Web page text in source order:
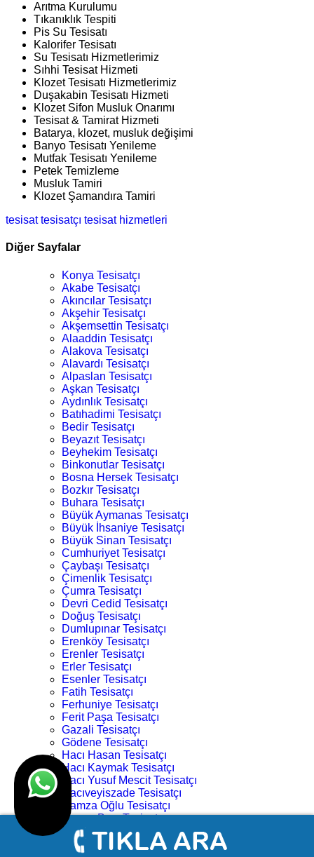
Arıtma Kurulumu
Tıkanıklık Tespiti
Pis Su Tesisatı
Kalorifer Tesisatı
Su Tesisatı Hizmetlerimiz
Sıhhi Tesisat Hizmeti
Klozet Tesisatı Hizmetlerimiz
Duşakabin Tesisatı Hizmeti
Klozet Sifon Musluk Onarımı
Tesisat & Tamirat Hizmeti
Batarya, klozet, musluk değişimi
Banyo Tesisatı Yenileme
Mutfak Tesisatı Yenileme
Petek Temizleme
Musluk Tamiri
Klozet Şamandıra Tamiri
tesisattesisatçı tesisat hizmetleri
Diğer Sayfalar
Konya Tesisatçı
Akabe Tesisatçı
Akıncılar Tesisatçı
Akşehir Tesisatçı
Akşemsettin Tesisatçı
Alaaddin Tesisatçı
Alakova Tesisatçı
Alavardı Tesisatçı
Alpaslan Tesisatçı
Aşkan Tesisatçı
Aydınlık Tesisatçı
Batıhadimi Tesisatçı
Bedir Tesisatçı
Beyazıt Tesisatçı
Beyhekim Tesisatçı
Binkonutlar Tesisatçı
Bosna Hersek Tesisatçı
Bozkır Tesisatçı
Buhara Tesisatçı
Büyük Aymanas Tesisatçı
Büyük İhsaniye Tesisatçı
Büyük Sinan Tesisatçı
Cumhuriyet Tesisatçı
Çaybaşı Tesisatçı
Çimenlik Tesisatçı
Çumra Tesisatçı
Devri Cedid Tesisatçı
Doğuş Tesisatçı
Dumlupınar Tesisatçı
Erenköy Tesisatçı
Erenler Tesisatçı
Erler Tesisatçı
Esenler Tesisatçı
Fatih Tesisatçı
Ferhuniye Tesisatçı
Ferit Paşa Tesisatçı
Gazali Tesisatçı
Gödene Tesisatçı
Hacı Hasan Tesisatçı
Hacı Kaymak Tesisatçı
Hacı Yusuf Mescit Tesisatçı
Hacıveyiszade Tesisatçı
Hamza Oğlu Tesisatçı
Hanay Başı Tesisatçı
Harmancık Tesisatçı
Hocacihan Tesisatçı